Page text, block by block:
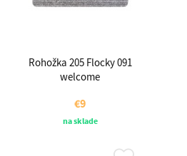
Rohožka 205 Flocky 091
welcome
€9
na sklade